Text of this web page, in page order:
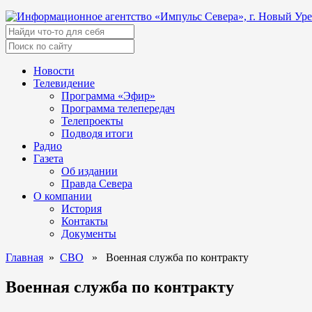
Новости
Телевидение
Программа «Эфир»
Программа телепередач
Телепроекты
Подводя итоги
Радио
Газета
Об издании
Правда Севера
О компании
История
Контакты
Документы
Главная » СВО » Военная служба по контракту
Военная служба по контракту